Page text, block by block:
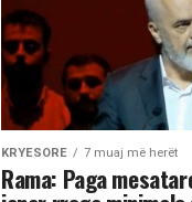
KRYESORE 7 muaj më herët
Rama: Paga